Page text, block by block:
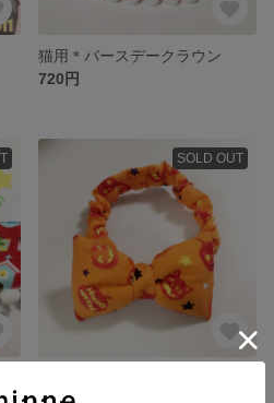
猫用＊バースデークラウン
720円
SOLD OUT